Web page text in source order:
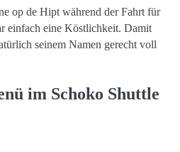
op de Hipt während der Fahrt für
einfach eine Köstlichkeit. Damit
seinem Namen gerecht voll
im Schoko Shuttle